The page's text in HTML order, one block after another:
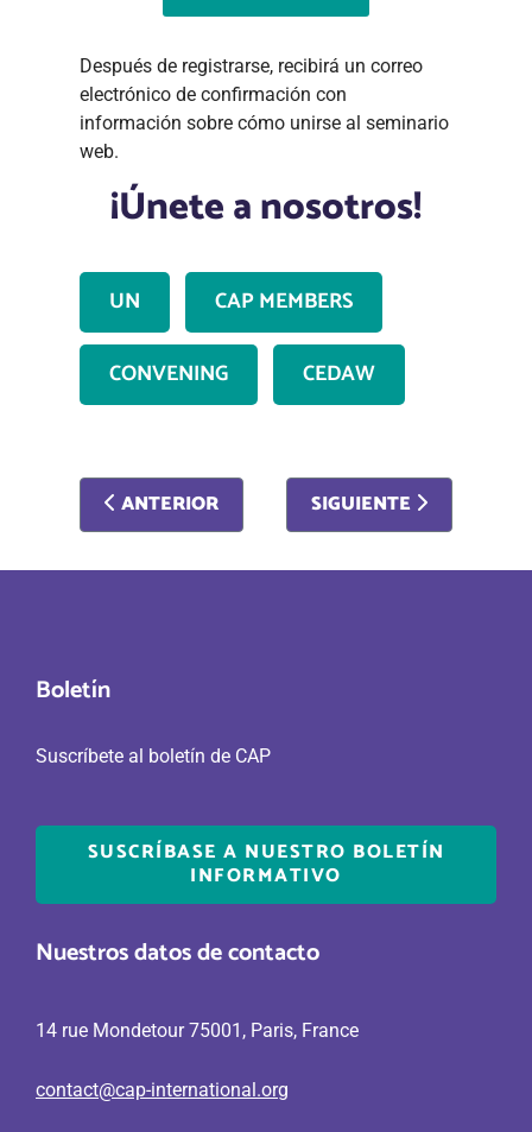
Después de registrarse, recibirá un correo
electrónico de confirmación con
información sobre cómo unirse al seminario
web.
¡Únete a nosotros!
UN CAP MEMBERS
CONVENING CEDAW
ARTÍCULO ANTERIOR: CAP INTERNATIONAL
ANTERIOR ARTÍCULO SIGUIENTE:
SIGUIENTE
Nuestros datos de contacto
14 rue Mondetour 75001, Paris, France
contact@cap-international.org
Boletín
Suscríbete al boletín de CAP
SUSCRÍBASE A NUESTRO BOLETÍN
INFORMATIVO